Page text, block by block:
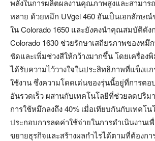
พลังในการผลิตผลงานคุณภาพสูงและสามา
หลาย ด้วยหมึก UVgel 460 อันเป็นเอกลักษ
ใน Colorado 1650 และยังคงนำคุณสมบัติดัง
Colorado 1630 ช่วยรักษาเสถียรภาพของห
ชัดและเพิ่มช่วงสีให้กว้างมากขึ้น โดยเครื่อง
ได้รับความไว้วางใจในประสิทธิภาพที่แข็งแก
ใช้งาน ซึ่งความโดดเด่นของรุ่นนี้อยู่ที่การต
อันรวดเร็ว ผสานกับเทคโนโลยีที่ช่วยลดปริ
การใช้หมึกลงถึง 40% เมื่อเทียบกันกับเทคโ
ประกอบการลดค่าใช้จ่ายในการดำเนินงานเ
ขยายธุรกิจและสร้างผลกำไรได้ตามที่ต้องกา